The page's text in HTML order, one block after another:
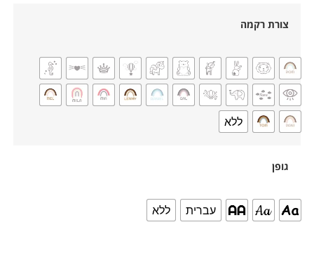
צורת רקמה
ללא
גופן
עברית ללא